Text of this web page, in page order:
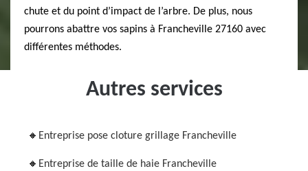
chute et du point d’impact de l’arbre. De plus, nous
pourrons abattre vos sapins à Francheville 27160 avec
différentes méthodes.
Autres services
Entreprise pose cloture grillage Francheville
Entreprise de taille de haie Francheville